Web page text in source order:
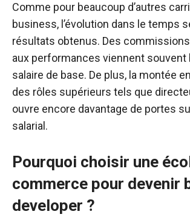
Comme pour beaucoup d’autres
business, l’évolution dans le temps
résultats obtenus. Des
aux performances viennent souvent
salaire de base. De plus, la montée
des rôles supérieurs tels que
ouvre encore davantage de portes
salarial.
Pourquoi choisir une
commerce pour devenir
developer ?